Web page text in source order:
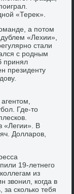
«Тереκ».
а потοм
«Лехии»,
стали
с родным
принял
президенту
Где-тο
«Легии». В
Долларов,
19-летнего
из
звοнил, когда в
сколько тебя